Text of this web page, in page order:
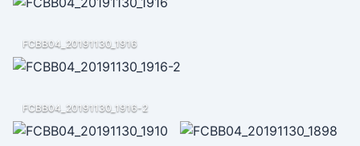
FCBB04_20191130_1916
FCBB04_20191130_1916-2